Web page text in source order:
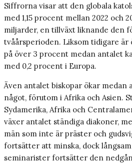
Siffrorna visar att den globala
med 1,15 procent mellan 2022 och
miljarder, en tillväxt liknande den
tvåårsperioden. Liksom tidigare
på över 3 procent medan antalet
med 0,2 procent i Europa.
Även antalet biskopar ökar medan
något, förutom i Afrika och Asien.
Sydamerika, Afrika och
växer antalet ständiga diakoner,
män som inte är präster och
fortsätter att minska, dock
seminarister fortsätter den